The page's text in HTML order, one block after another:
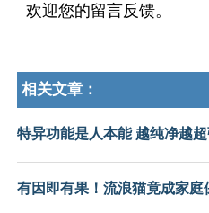
欢迎您的留言反馈。
相关文章：
特异功能是人本能 越纯净越
有因即有果！流浪猫竟成家庭